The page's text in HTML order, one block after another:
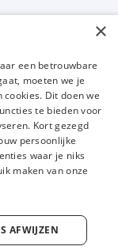
LinkedIn YouTube
×
een betrouwbare
moeten we je
Dit doen we
te bieden voor
Kort gezegd
persoonlijke
waar je niks
maken van onze
AFWIJZEN